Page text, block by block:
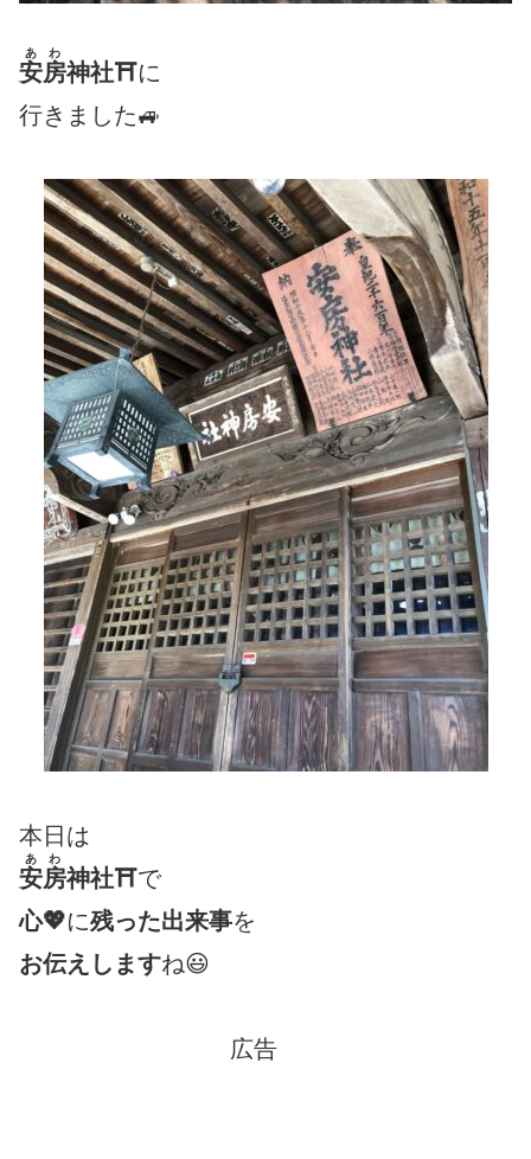
安房
あわ
神社⛩に
行きました🚙
本日は
安房
あわ
神社⛩で
心💖に残った出来事を
お伝えしますね😃
広告